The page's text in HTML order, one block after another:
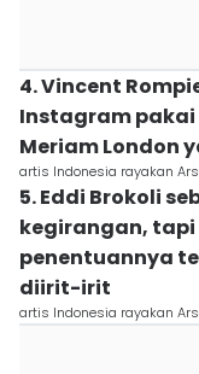
4. Vincent
Instagram pakai
Meriam London
artis Indonesia rayakan
5. Eddi Brokoli
kegirangan,
penentuannya
diirit-irit
artis Indonesia rayakan